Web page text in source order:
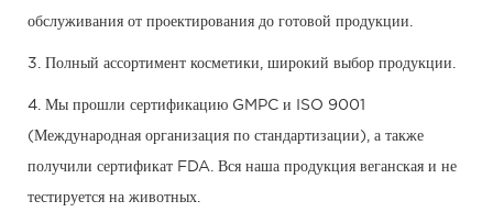
обслуживания от проектирования до готовой продукции.
3. Полный ассортимент косметики, широкий выбор продукции.
4. Мы прошли сертификацию GMPC и ISO 9001
(Международная организация по стандартизации), а также
получили сертификат FDA. Вся наша продукция веганская и не
тестируется на животных.